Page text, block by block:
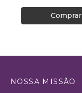
Comprar
NOSSA MISSÃO